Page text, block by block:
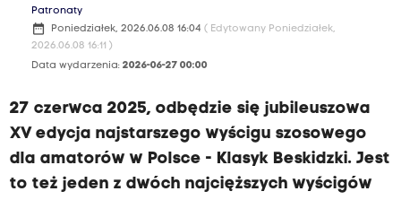
Patronaty
date_range Poniedziałek, 2026.06.08 16:04 ( Edytowany Poniedziałek,
2026.06.08 16:11 )
Data wydarzenia: 2026-06-27 00:00
27 czerwca 2025, odbędzie się jubileuszowa
XV edycja najstarszego wyścigu szosowego
dla amatorów w Polsce - Klasyk Beskidzki. Jest
to też jeden z dwóch najcięższych wyścigów